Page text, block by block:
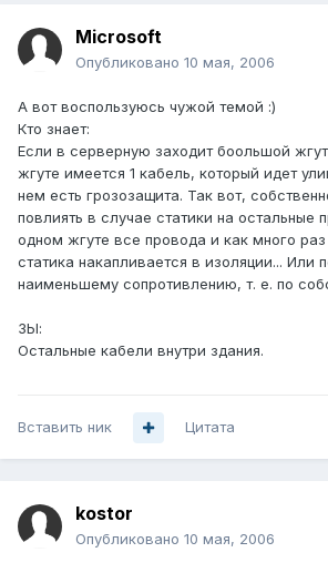
Microsoft
Опубликовано 10 мая, 2006
А вот воспользуюсь чужой темой :)
Кто знает:
Если в серверную заходит боольшой
жгуте имеется 1 кабель, который идет
нем есть грозозащита. Так вот,
повлиять в случае статики на остальные
одном жгуте все провода и как много
статика накапливается в изоляции... Или
наименьшему сопротивлению, т. е. по
ЗЫ:
Остальные кабели внутри здания.
Вставить ник Цитата
kostor
Опубликовано 10 мая, 2006